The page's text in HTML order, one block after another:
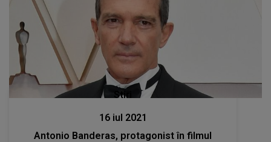
Stiri
16 iul 2021
Antonio Banderas, protagonist în filmul